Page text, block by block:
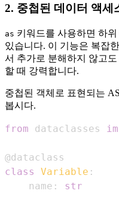
2. 중첩된 데이터 액세
as 키워드를 사용하면 하
있습니다. 이 기능은 복잡
서 추가로 분해하지 않고
할 때 강력합니다.
중첩된 객체로 표현되는
봅시다.
from dataclasses
@dataclass
class
Variable :
    name
: str